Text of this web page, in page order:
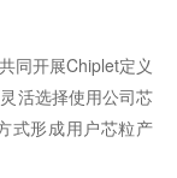
同开展Chiplet定义
活选择使用公司芯
式形成用户芯粒产